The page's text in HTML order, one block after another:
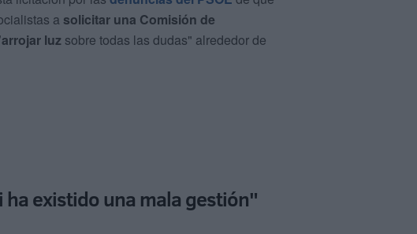
a solicitar una Comisión de
luz sobre todas las dudas" alrededor de
ha existido una mala gestión"